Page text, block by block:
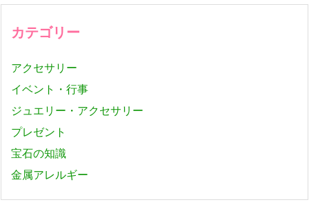
カテゴリー
アクセサリー
イベント・行事
ジュエリー・アクセサリー
プレゼント
宝石の知識
金属アレルギー